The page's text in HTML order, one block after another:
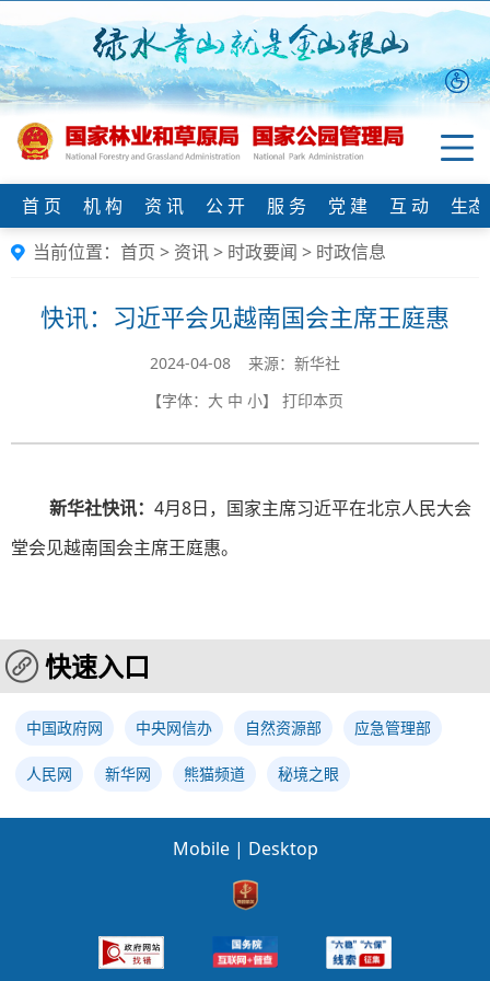
首 页 机 构 资 讯 公 开 服 务 党 建 互 动
生
当前位置： 首页 > 资讯> 时政要闻 > 时政信息
快讯：习近平会见越南国会主席王庭惠
2024-04-08 来源：​新华社
【字体： 大 中 小】 打印本页
新华社快讯： 4月8日，国家主席习近平在北京人民大会
堂会见越南国会主席王庭惠。
快速入口
中国政府网 中央网信办 自然资源部 应急管理部
人民网 新华网 熊猫频道 秘境之眼
Mobile | Desktop